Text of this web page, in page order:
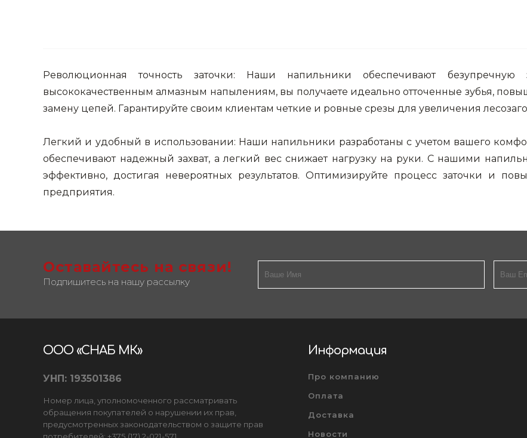
Революционная точность заточки: Наши напильники обеспечивают
высококачественным алмазным напылениям, вы получаете идеально отточенные зубья,
замену цепей. Гарантируйте своим клиентам четкие и ровные срезы для увеличения
Легкий и удобный в использовании: Наши напильники разработаны с учетом вашего
обеспечивают надежный захват, а легкий вес снижает нагрузку на руки. С нашими
эффективно, достигая невероятных результатов. Оптимизируйте процесс заточки и
предприятия.
Оставайтесь на связи!
Подпишитесь на нашу рассылку
ООО «СНАБ МК»
УНП: 193501386
Номер лица, уполномоченного рассматривать
обращения покупателей о нарушении их прав,
предусмотренных законодательством о защите прав
Информация
Про компанию
Оплата
Доставка
Новости